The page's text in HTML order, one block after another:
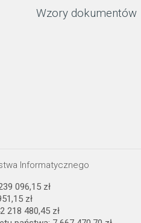
Wzory dokumentów
Informatycznego
096,15 zł
zł
218 480,45 zł